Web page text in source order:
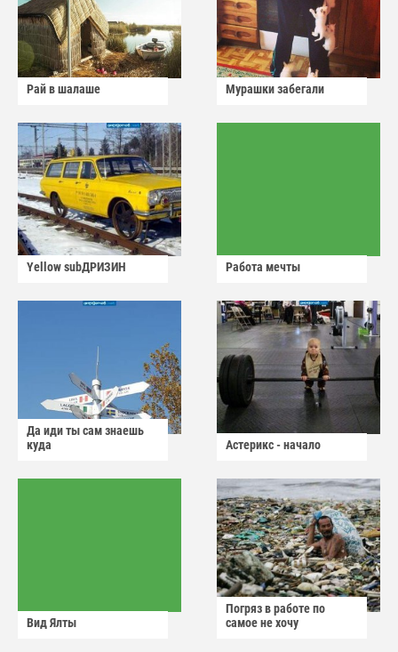
Рай в шалаше Мурашки забегали
Yellow subДРИЗИН Работа мечты
Да иди ты сам знаешь
куда
Астерикс - начало
Вид Ялты
Погряз в работе по
самое не хочу